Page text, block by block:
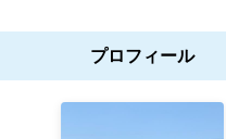
プロフィール